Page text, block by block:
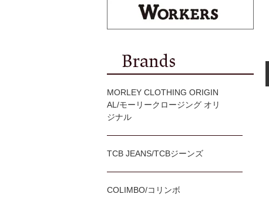
MORLEY CLOTHING ORIGIN
AL/モーリークロージング オリ
ジナル
TCB JEANS/TCBジーンズ
COLIMBO/コリンボ